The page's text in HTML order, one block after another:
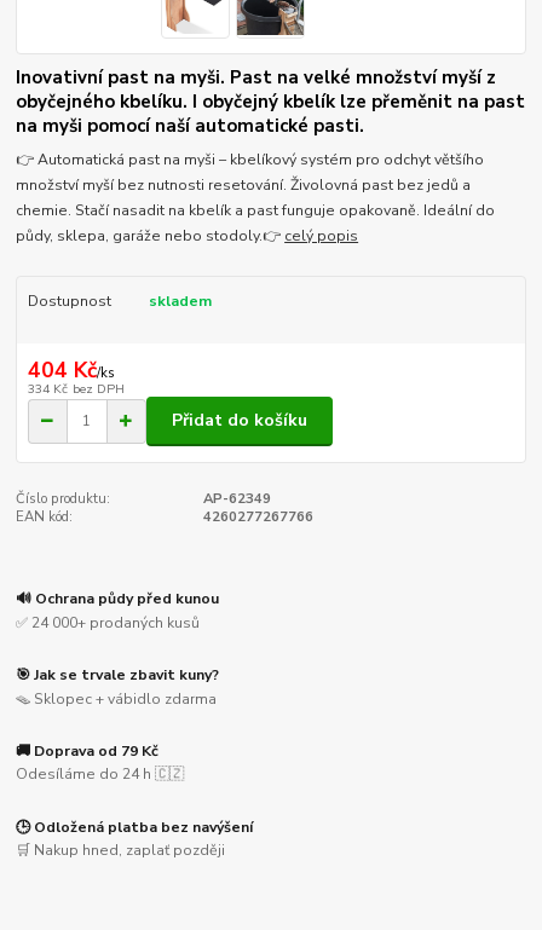
Inovativní past na myši. Past na velké množství myší z
obyčejného kbelíku. I obyčejný kbelík lze přeměnit na past
na myši pomocí naší automatické pasti.
👉 Automatická past na myši – kbelíkový systém pro odchyt většího
množství myší bez nutnosti resetování. Živolovná past bez jedů a
chemie. Stačí nasadit na kbelík a past funguje opakovaně. Ideální do
půdy, sklepa, garáže nebo stodoly.👉 celý popis
Dostupnost skladem
404 Kč/ks
334 Kč bez DPH
Přidat do košíku
Číslo produktu:
AP-62349
EAN kód:
4260277267766
🔊 Ochrana půdy před kunou
✅ 24 000+ prodaných kusů
🎯 Jak se trvale zbavit kuny?
🪤 Sklopec + vábidlo zdarma
🚚 Doprava od 79 Kč
Odesíláme do 24 h 🇨🇿
🕒 Odložená platba bez navýšení
🛒 Nakup hned, zaplať později